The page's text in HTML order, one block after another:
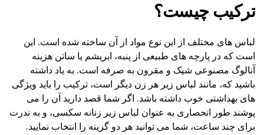
ترکیب چیست؟
لباس های مختلف از این نوع مواد از آن ساخته شده است. این
است که در پارچه های طبیعی از پنبه، ابریشم یا ساتن هزینه
آنالوگ مصنوعی شیک و مقرون به صرفه است. به یاد داشته
باشید که، مانند لباس زیر هر زن دیگر است، ترکیب را باید ویژگی
های بهداشتی خوب داشته باشد. اگر شما قصد دارید آن را می
پوشند طور انحصاری به عنوان لباس زیر زنانه سکسی، و به ندرت
برای چند ساعت، شما می توانید هر دو گزینه را انتخاب نمایید.